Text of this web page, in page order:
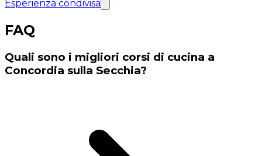
Esperienza condivisa
FAQ
Quali sono i migliori corsi di cucina a
Concordia sulla Secchia?